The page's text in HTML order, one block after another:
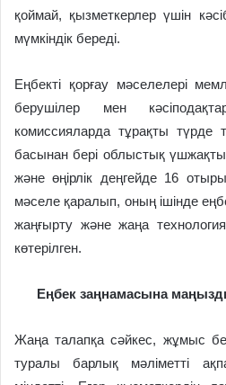
қоймай, қызметкерлер үшін
мүмкіндік береді.
Еңбекті қорғау мәселелері
берушілер мен
комиссияларда тұрақты түрде
басынан бері облыстық
және өңірлік деңгейде 16
мәселе қаралып, оның ішінде еңбек
жаңғырту және жаңа
көтерілген.
Еңбек заңнамасына маңызды
Жаңа талапқа сәйкес, жұмыс
туралы барлық мәліметті